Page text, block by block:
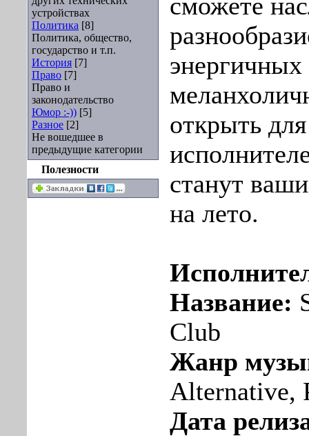
устройствах
Политика [8]
Политика, общество,
государство и т.п.
История [7]
Право [7]
Право и
законодательство
Юмор :-)) [5]
Разное [2]
Не вошедшее в
предыдущие категории
Полезности
сможете
открыть
станут
на лето.
Название:
Club
Жанр
Alternative,
Дата